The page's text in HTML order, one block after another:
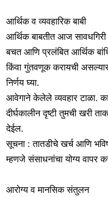
आर्थिक व व्यवहारिक बाबी
आर्थिक बाबतीत आज
बचत आणि प्रलंबित आर्थिक
किंवा गुंतवणूक करायची
निर्णय घ्या.
आवेगाने केलेले व्यवहार टाळा.
दीर्घकालीन दृष्टी तुमची खरी
देईल.
सूचना : तातडीचे खर्च आणि
म्हणजे संसाधनांचा योग्य वापर
आरोग्य व मानसिक संतुलन